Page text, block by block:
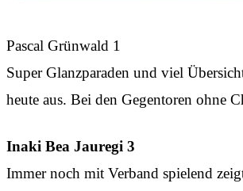
Pascal Grünwald 1
Super Glanzparaden und viel
heute aus. Bei den Gegentoren ohne
Inaki Bea Jauregi 3
Immer noch mit Verband spielend